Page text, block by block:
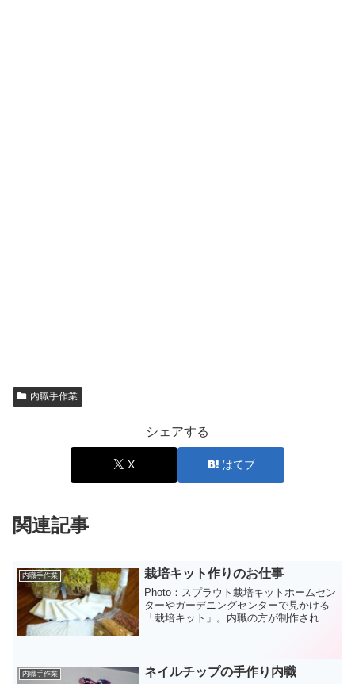
内職手作業
シェアする
X はてブ
関連記事
内職手作業 栽培キット作りのお仕事
Photo：スプラウト栽培キットホームセン
ターやガーデニングセンターで見かける
「栽培キット」。内職の方が制作されて
内職手作業 ネイルチップの手作り内職